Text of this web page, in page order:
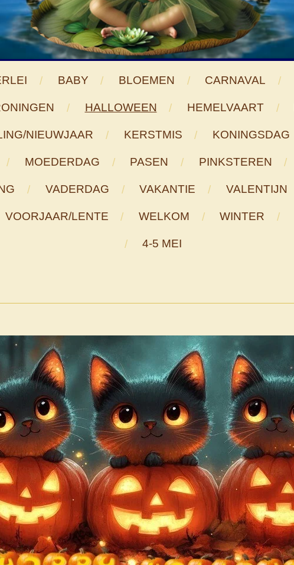
BABY BLOEMEN CARNAVAL
HALLOWEEN HEMELVAART
NIEUWJAAR KERSTMIS KONINGSDAG
MOEDERDAG PASEN PINKSTEREN
VADERDAG VAKANTIE VALENTIJN
VOORJAAR/LENTE WELKOM WINTER
4-5 MEI